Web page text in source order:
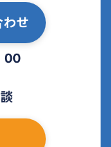
わせ
00